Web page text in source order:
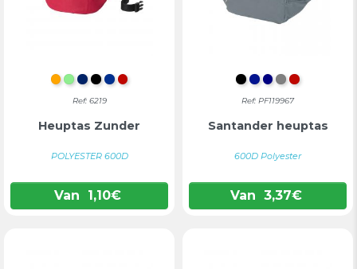
ORANJE
LICHTGROEN
MARINEBLAUW
ZWART
BLAUW
ROOD
Ref: 6219
Heuptas Zunder
POLYESTER 600D
Van 1,10€
INTENS ZWART
KONINKLIJK
GRIJSROOD
Ref: PF119967
Santander heuptas
600D Polyester
Van 3,37€